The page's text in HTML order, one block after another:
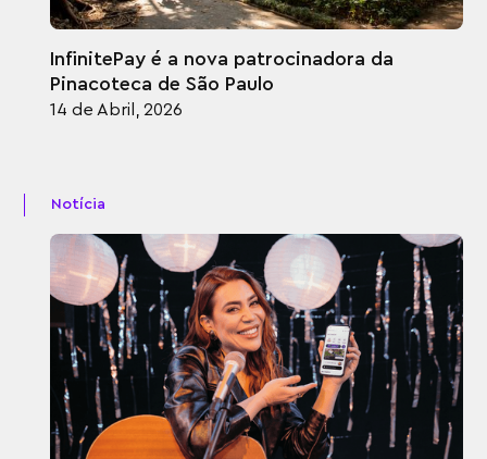
InfinitePay é a nova patrocinadora da
Pinacoteca de São Paulo
14 de Abril, 2026
Notícia